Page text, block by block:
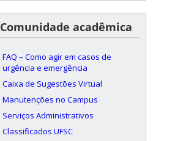
Comunidade acadêmica
FAQ – Como agir em casos de
urgência e emergência
Caixa de Sugestões Virtual
Manutenções no Campus
Serviços Administrativos
Classificados UFSC